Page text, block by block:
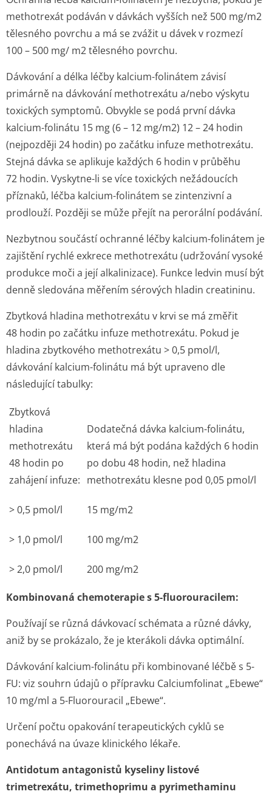
methotrexát podáván v dávkách vyšších než 500 mg/m2
tělesného povrchu a má se zvážit u dávek v rozmezí
100 – 500 mg/ m2tělesného povrchu.
Dávkování a délka léčby kalcium-folinátem závisí
primárně na dávkování methotrexátu a/nebo výskytu
toxických symptomů. Obvykle se podá první dávka
kalcium-folinátu 15 mg (6 – 12 mg/m2) 12 – 24 hodin
(nejpozději 24 hodin) po začátku infuze methotrexátu.
Stejná dávka se aplikuje každých 6 hodin v průběhu
72 hodin. Vyskytne-li se více toxických nežádoucích
příznaků, léčba kalcium-folinátem se zintenzivní a
prodlouží. Později se může přejít na perorální podávání.
Nezbytnou součástí ochranné léčby kalcium-folinátem je
zajištění rychlé exkrece methotrexátu (udržování vysoké
produkce moči a její alkalinizace). Funkce ledvin musí být
denně sledována měřením sérových hladin creatininu.
Zbytková hladina methotrexátu v krvi se má změřit
48 hodin po začátku infuze methotrexátu. Pokud je
hladina zbytkového methotrexátu > 0,5 pmol/l,
dávkování kalcium-folinátu má být upraveno dle
následující tabulky:
Zbytková
hladina
methotrexátu
48 hodin po
zahájení infuze:
Dodatečná dávka kalcium-folinátu,
která má být podána každých 6 hodin
po dobu 48 hodin, než hladina
methotrexátu klesne pod 0,05 pmol/l
> 0,5 pmol/l 15 mg/m2
> 1,0 pmol/l 100 mg/m2
> 2,0 pmol/l 200 mg/m2
Kombinovaná chemoterapie s 5-fluorouracilem:
Používají se různá dávkovací schémata a různé dávky,
aniž by se prokázalo, že je kterákoli dávka optimální.
Dávkování kalcium-folinátu při kombinované léčbě s 5-
FU: viz souhrn údajů o přípravku Calciumfolinat „Ebewe“
10 mg/ml a 5-Fluorouracil „Ebewe“.
Určení počtu opakování terapeutických cyklů se
ponechává na úvaze klinického lékaře.
Antidotum antagonistů kyseliny listové
trimetrexátu, trimethoprimu a pyrimethaminu